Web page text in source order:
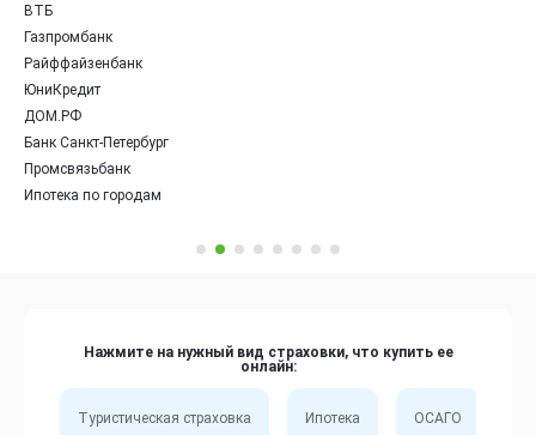
ВТБ
Газпромбанк
Райффайзенбанк
ЮниКредит
ДОМ.РФ
Банк Санкт-Петербург
Промсвязьбанк
Ипотека по городам
Нажмите на нужный вид страховки, что купить ее
онлайн:
Туристическая страховка Ипотека ОСАГО